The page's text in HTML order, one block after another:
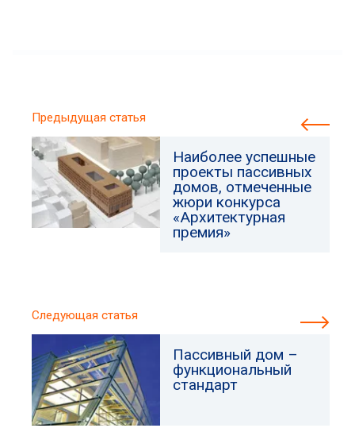
Предыдущая статья
Наиболее успешные
проекты пассивных
домов, отмеченные
жюри конкурса
«Архитектурная
премия»
Следующая статья
Пассивный дом –
функциональный
стандарт